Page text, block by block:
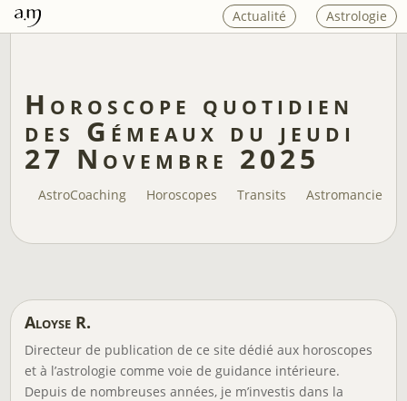
Actualité Astrologie
Horoscope quotidien
des Gémeaux du jeudi
27 Novembre 2025
AstroCoaching Horoscopes Transits Astromancie
Aloyse R.
Directeur de publication de ce site dédié aux horoscopes
et à l’astrologie comme voie de guidance intérieure.
Depuis de nombreuses années, je m’investis dans la